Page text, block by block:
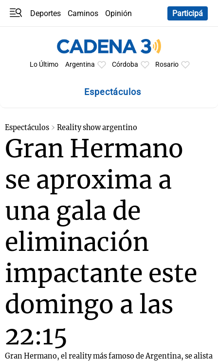
Deportes Caminos
Opinión
Participá
Lo Último Argentina Córdoba Rosario
Espectáculos
Espectáculos Reality show argentino
Gran Hermano
se aproxima a
una gala de
eliminación
impactante este
domingo a las
22:15
Gran Hermano, el reality más famoso de Argentina, se alista